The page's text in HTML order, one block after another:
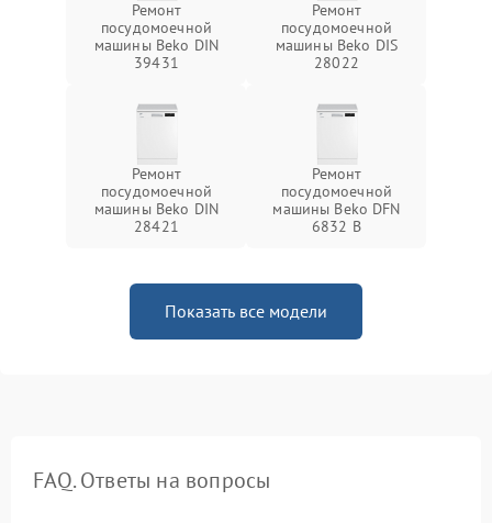
Ремонт
посудомоечной
машины Beko DIN
39431
Ремонт
посудомоечной
машины Beko DIS
28022
Ремонт
посудомоечной
машины Beko DIN
28421
Ремонт
посудомоечной
машины Beko DFN
6832 B
Показать все модели
FAQ. Ответы на вопросы